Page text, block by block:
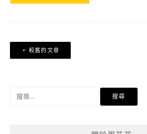
文
章
覽
較舊的文章